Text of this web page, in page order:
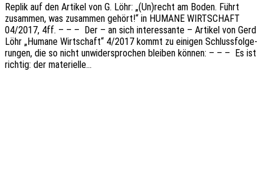
Replik auf den Arti­kel von G. Löhr: „(Un)recht am Boden. Führt
zusam­men, was zusam­men gehört!“ in HUMANE WIRTSCHAFT
04/2017, 4ff. – – – Der – an sich inter­es­san­te – Arti­kel von Gerd
Löhr „Humane Wirt­schaft“ 4/2017 kommt zu eini­gen Schluss­fol­ge­
run­gen, die so nicht unwi­der­spro­chen blei­ben können: – – – Es ist
rich­tig: der materielle…